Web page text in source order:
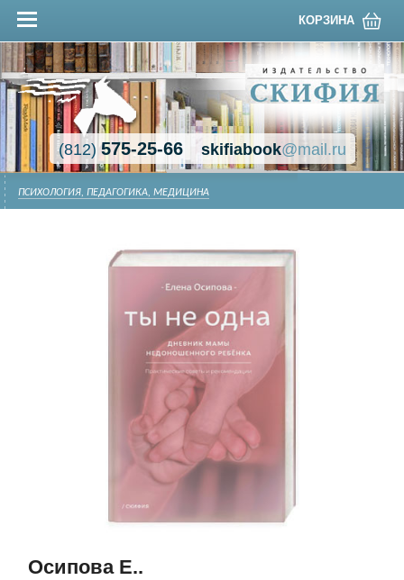
КОРЗИНА
(812)575-25-66 skifiabook@mail.ru
ПСИХОЛОГИЯ, ПЕДАГОГИКА, МЕДИЦИНА
Осипова Е..